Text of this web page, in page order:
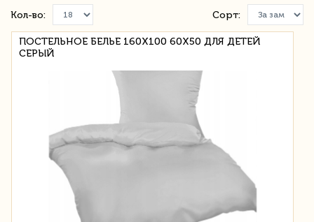
Кол-во: Сорт:
ПОСТЕЛЬНОЕ БЕЛЬЕ 160X100 60X50 ДЛЯ ДЕТЕЙ
СЕРЫЙ